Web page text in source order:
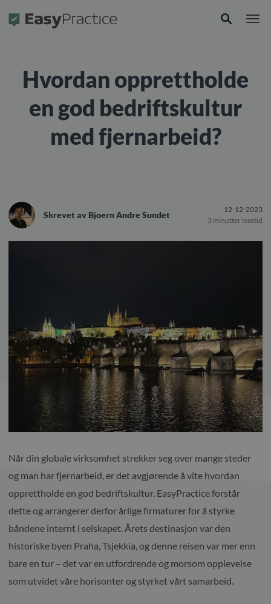
Forside
Hvordan opprettholde
en god bedriftskultur
med fjernarbeid?
Skrevet av Bjoern Andre Sundet
12-12-2023
3 minutter lesetid
Når din globale virksomhet strekker seg over mange steder
og man har fjernarbeid, er det avgjørende å vite hvordan
opprettholde en god bedriftskultur. EasyPractice forstår
dette og arrangerer derfor årlige firmaturer for å styrke
båndene internt i selskapet. Årets destinasjon var den
historiske byen Praha, Tsjekkia, og denne reisen var mer enn
bare en tur – det var en utfordrende og morsom opplevelse
som utvidet våre horisonter og styrket vårt samarbeid.